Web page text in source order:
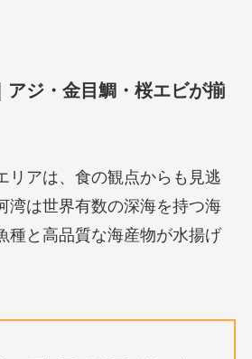
アジ・金目鯛・桜エビが揃
リアは、食の観点からも見逃
湾は世界有数の深海を持つ海
種と高品質な海産物が水揚げ